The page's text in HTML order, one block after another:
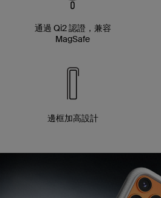
通過 Qi2 認證，兼容
MagSafe
邊框加高設計